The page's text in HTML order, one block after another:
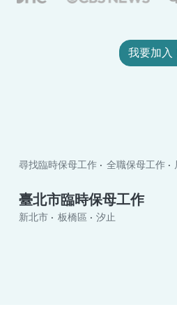
我要加入
尋找臨時保母工作 全職保母工作
臺北市臨時保母工作
新北市 板橋區 汐止